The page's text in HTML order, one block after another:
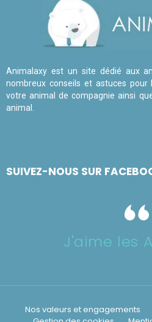
Animalaxy est un site dédié aux
nombreux conseils et astuces
votre animal de compagnie ainsi
animal.
SUIVEZ-NOUS SUR
J'aime les
Nos valeurs et engagements